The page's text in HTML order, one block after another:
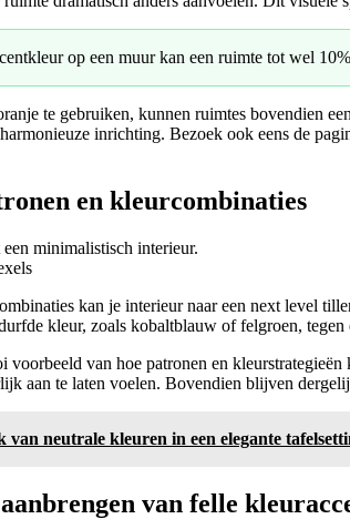
op een muur kan een ruimte tot wel
te gebruiken, kunnen ruimtes bovendien
inrichting. Bezoek ook eens de
en kleurcombinaties
kan je interieur naar een next level
kleur, zoals kobaltblauw of felgroen, tegen
voorbeeld van hoe patronen en
aan te laten voelen. Bovendien blijven
van neutrale kleuren in een elegante
van felle